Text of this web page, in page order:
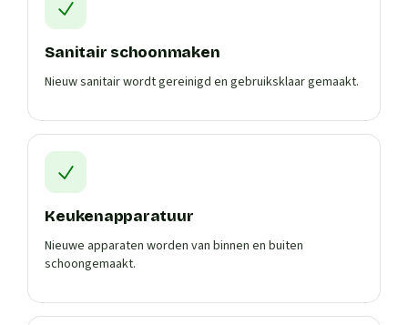
Sanitair schoonmaken
Nieuw sanitair wordt gereinigd en gebruiksklaar gemaakt.
Keukenapparatuur
Nieuwe apparaten worden van binnen en buiten
schoongemaakt.